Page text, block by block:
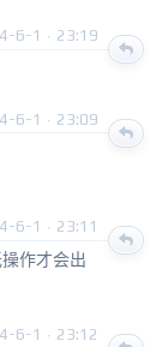
6-1 · 23:19
6-1 · 23:09
6-1 · 23:11
作才会出
6-1 · 23:12